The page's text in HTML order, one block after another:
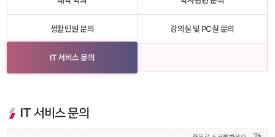
생활민원 문의 강의실 및 PC실 문의
IT 서비스 문의
IT 서비스 문의